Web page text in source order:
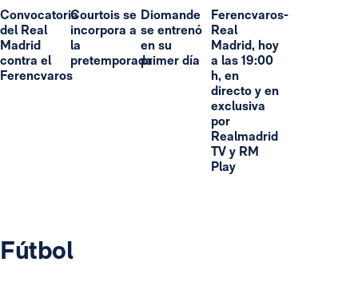
Convocatoria
del Real
Madrid
contra el
Ferencvaros
Courtois se
incorpora a
la
pretemporada
Diomande
se entrenó
en su
primer día
Ferencvaros-
Real
Madrid, hoy
a las 19:00
h, en
directo y en
exclusiva
por
Realmadrid
TV y RM
Play
Fútbol